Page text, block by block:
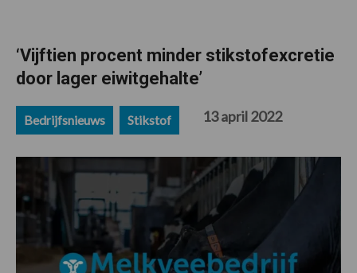
‘Vijftien procent minder stikstofexcretie
door lager eiwitgehalte’
Bedrijfsnieuws Stikstof 13 april 2022